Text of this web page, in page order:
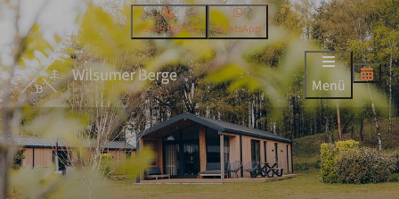
05945 9955 80 WhatsApp
Menü